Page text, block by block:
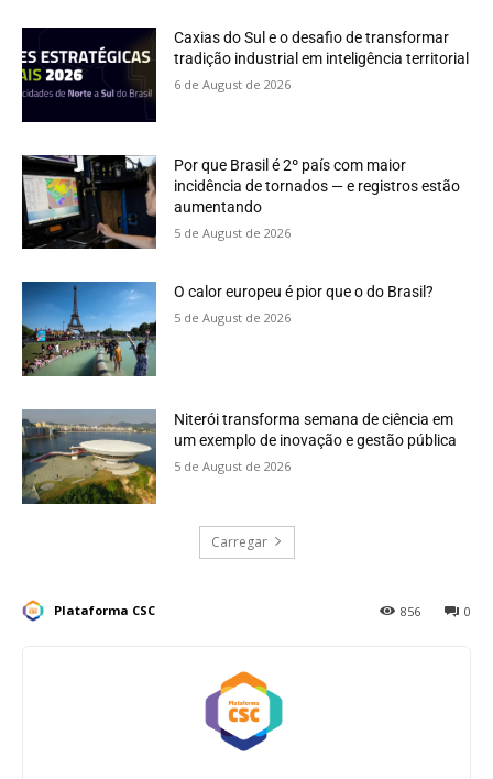
Caxias do Sul e o desafio de transformar
tradição industrial em inteligência territorial
6 de August de 2026
Por que Brasil é 2º país com maior
incidência de tornados — e registros estão
aumentando
5 de August de 2026
O calor europeu é pior que o do Brasil?
5 de August de 2026
Niterói transforma semana de ciência em
um exemplo de inovação e gestão pública
5 de August de 2026
Carregar
Plataforma CSC 0
856